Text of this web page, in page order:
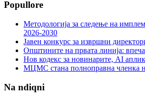
Popullore
Методологија за следење на
2026-2030
Јавен конкурс за извршни
Општините на првата линија:
Нов кодекс за новинарите, AI
МЦМС стана полноправна членка
Na ndiqni